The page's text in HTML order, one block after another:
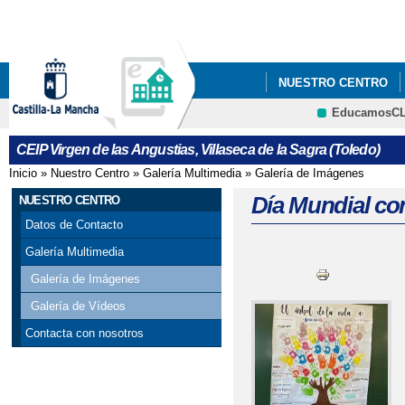
NUESTRO CENTRO
VI PLAN DE ÉXITO
CRFP
CEIP Virgen de las Angustias, Villaseca de la Sagra (Toledo)
Se encuentra usted aquí
Inicio » Nuestro Centro » Galería Multimedia» Galería de Imágenes
NUESTRO CENTRO
Datos de Contacto
Galería Multimedia
Galería de Imágenes
Galería de Vídeos
Contacta con nosotros
Día Mundial